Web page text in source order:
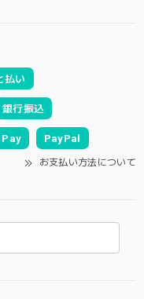
払い
銀行振込
PayPal
お支払い方法について